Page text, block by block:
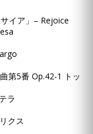
イア」– Rejoice
第5番 Op.42-1 トッ
ラ
クス